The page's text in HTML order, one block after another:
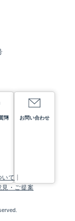
問 お問い合わせ
いて
見・ご提案